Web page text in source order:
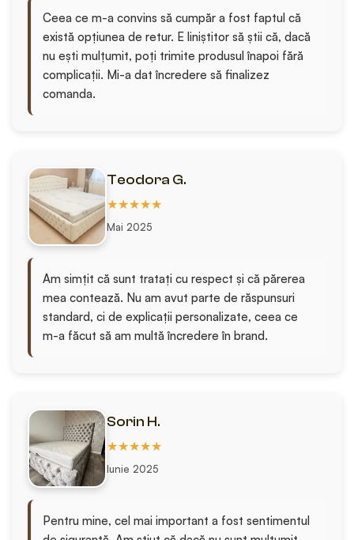
Ceea ce m-a convins să cumpăr a fost faptul că
există opțiunea de retur. E liniștitor să știi că, dacă
nu ești mulțumit, poți trimite produsul înapoi fără
complicații. Mi-a dat încredere să finalizez
comanda.
Teodora G.
★★★★★
Mai 2025
Am simțit că sunt tratați cu respect și că părerea
mea contează. Nu am avut parte de răspunsuri
standard, ci de explicații personalizate, ceea ce
m-a făcut să am multă încredere în brand.
Sorin H.
★★★★★
Iunie 2025
Pentru mine, cel mai important a fost sentimentul